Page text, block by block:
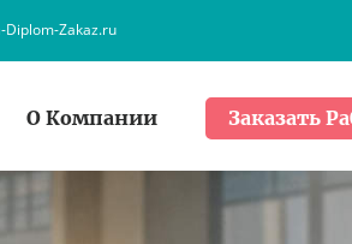
Diplom-Zakaz.ru
О Компании Заказать